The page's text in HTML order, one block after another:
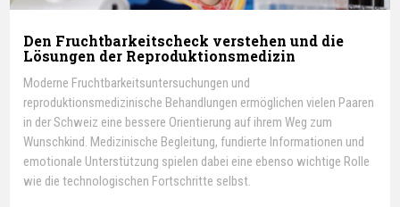
Den Fruchtbarkeitscheck verstehen und die
Lösungen der Reproduktionsmedizin
Moderne Fruchtbarkeitsuntersuchungen und
reproduktionsmedizinische Behandlungen ermöglichen vielen Paaren
in der Schweiz eine bessere Orientierung auf ihrem Weg zum
Wunschkind. Medizinische Begleitung, fundierte Informationen und
emotionale Unterstützung spielen dabei eine ebenso wichtige Rolle
wie die technologischen Fortschritte selbst.